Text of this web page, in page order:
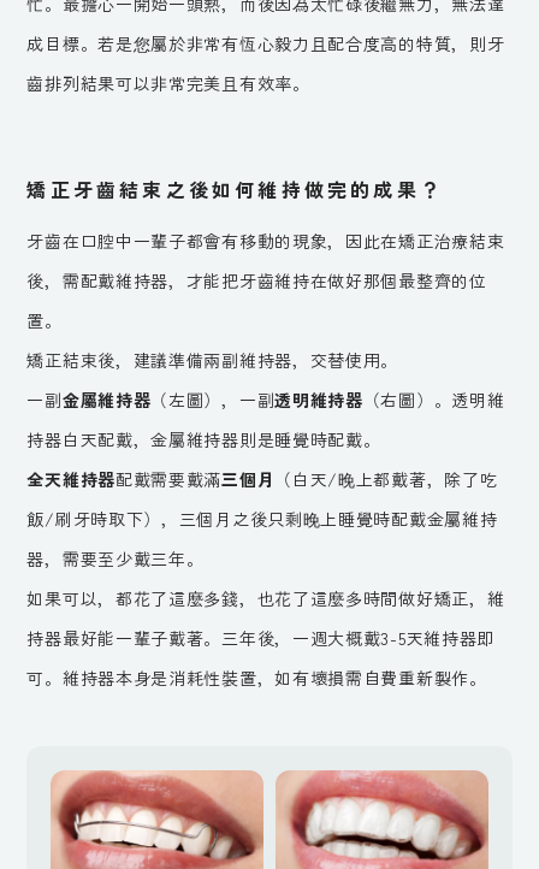
成目標。若是您屬於非常有恆心毅力且配合度高的特質，則牙
齒排列結果可以非常完美且有效率。
矯正牙齒結束之後如何維持做完的成果？
牙齒在口腔中一輩子都會有移動的現象，因此在矯正治療結束
後，需配戴維持器，才能把牙齒維持在做好那個最整齊的位
置。
矯正結束後，建議準備兩副維持器，交替使用。
一副金屬維持器 （左圖），一副透明維持器 （右圖）。透明維
持器白天配戴，金屬維持器則是睡覺時配戴。
全天維持器配戴需要戴滿三個月 （白天/晚上都戴著，除了吃
飯/刷牙時取下），三個月之後只剩晚上睡覺時配戴金屬維持
器，需要至少戴三年。
如果可以，都花了這麼多錢，也花了這麼多時間做好矯正，維
持器最好能一輩子戴著。三年後，一週大概戴3-5天維持器即
可。維持器本身是消耗性裝置，如有壞損需自費重新製作。